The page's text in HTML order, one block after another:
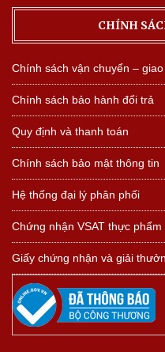
CHÍNH
Chính sách vận chuyển –
Chính sách bảo hành đổi trả
Quy định và thanh toán
Chính sách bảo mật thông tin
Hệ thống đại lý phân phối
Chứng nhận VSAT thực phẩm
Giấy chứng nhận và giải